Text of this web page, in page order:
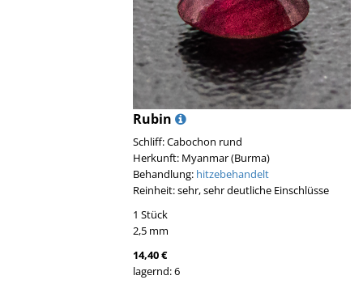
Rubin
Schliff: Cabochon rund
Herkunft: Myanmar (Burma)
Behandlung: hitzebehandelt
Reinheit: sehr, sehr deutliche Einschlüsse
1 Stück
2,5 mm
14,40 €
lagernd: 6